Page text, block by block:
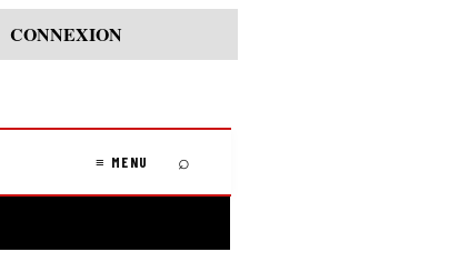
CONNEXION
≡ MENU ⌕